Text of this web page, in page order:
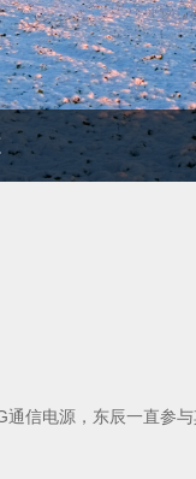
信电源，东辰一直参